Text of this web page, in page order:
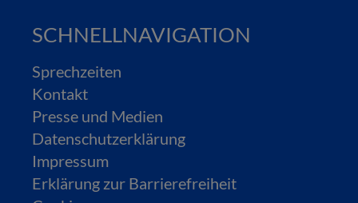
SCHNELLNAVIGATION
Sprechzeiten
Kontakt
Presse und Medien
Datenschutzerklärung
Impressum
Erklärung zur Barrierefreiheit